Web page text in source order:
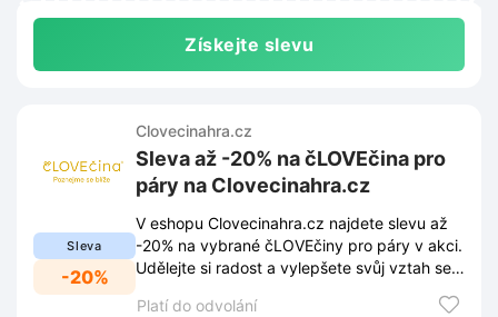
Získejte slevu
Sleva
-20%
Clovecinahra.cz
Sleva až -20% na čLOVEčina pro
páry na Clovecinahra.cz
V eshopu Clovecinahra.cz najdete slevu až
-20% na vybrané čLOVEčiny pro páry v akci.
Udělejte si radost a vylepšete svůj vztah se
Platí do odvolání